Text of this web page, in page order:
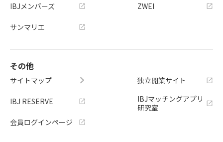
IBJメンバーズ
サンマリエ
ZWEI
その他
サイトマップ
IBJ RESERVE
会員ログインページ
独立開業サイト
IBJマッチングアプリ
研究室